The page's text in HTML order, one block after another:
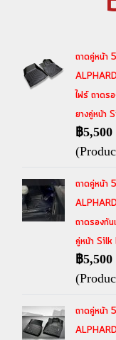
ถาดคู่หน้า
ไฟร์ ถาดร
ยางคู่หน้า
฿5,500
ถาดคู่หน้า
ถาดรองกั
คู่หน้า
฿5,500
ถาดคู่หน้า